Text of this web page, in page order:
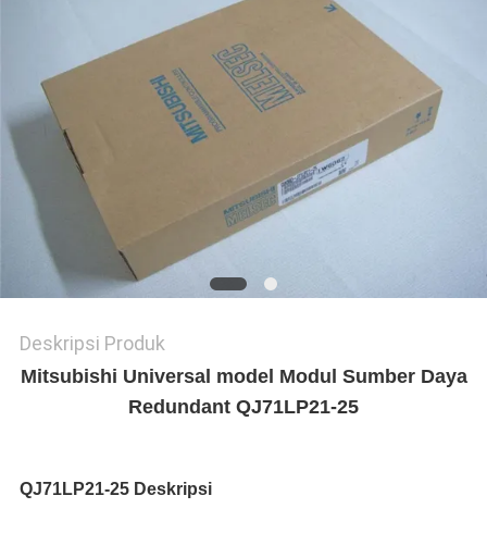
SITEMAP
KEBIJAKAN
PRIVASI
Deskripsi Produk
Mitsubishi Universal model Modul Sumber Daya
Redundant QJ71LP21-25
QJ71LP21-25 Deskripsi